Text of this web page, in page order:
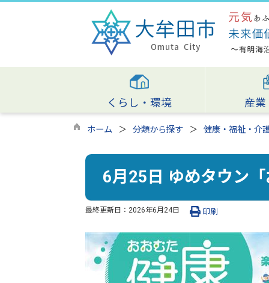
くらし・環境 産業
ホーム 分類から探す 健康・福祉・介
6月25日 ゆめタウン
最終更新日： 2026年6月24日 印刷